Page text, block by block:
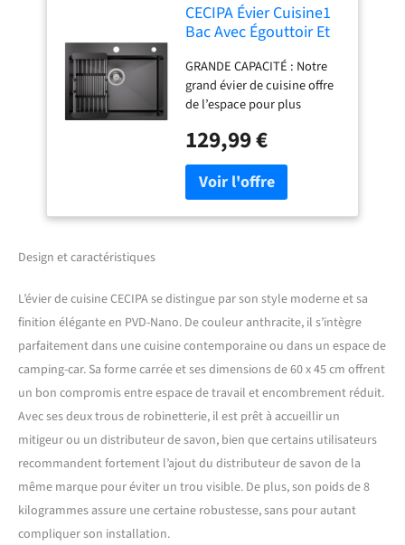
CECIPA Évier Cuisine1
Bac Avec Égouttoir Et
Cuisine 60x45 Cm,
Évier Noir Anthracite
En Carré, Évier
Encastré Avec 2 Trous
De Robinetterie, Évier
Exterieur Pour
Camping Car
GRANDE CAPACITÉ : Notre
grand évier de cuisine offre
de l’espace pour plus
rend votre vie en cuisine
plus confortable. Les
dimensions extérieures sont
de 60 x 45 cm, les
dimensions intérieures de
de 3 mm. L'évier est conçu
pour un montage encastré
ou sur la surface. Nous
proposons également deux
trous prémontés (35 mm et
28 mm) pour le montage de
robinets et de distributeurs
de savon (non inclus).
Matériau de l'évier : le
matériau en acier
inoxydable SUS 201 est
résistant aux températures
élevées, aux chocs et
129,99 €
Design et caractéristiques
L’évier de cuisine CECIPA se distingue par son style moderne et sa
finition élégante en PVD-Nano. De couleur anthracite, il s’intègre
parfaitement dans une cuisine contemporaine ou dans un espace de
camping-car. Sa forme carrée et ses dimensions de 60 x 45 cm offrent
un bon compromis entre espace de travail et encombrement réduit.
Avec ses deux trous de robinetterie, il est prêt à accueillir un
mitigeur ou un distributeur de savon, bien que certains utilisateurs
recommandent fortement l’ajout du distributeur de savon de la
même marque pour éviter un trou visible. De plus, son poids de 8
kilogrammes assure une certaine robustesse, sans pour autant
compliquer son installation.